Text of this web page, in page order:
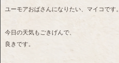
ユーモアおばさんになりたい、マイコです。
今日の天気もごきげんで、
良きです。